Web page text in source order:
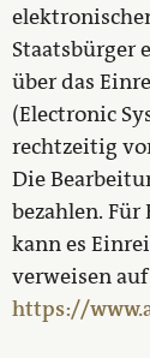
Staatsbürger
über das
(Electronic
rechtzeitig
Die
bezahlen.
kann es
verweisen
https://